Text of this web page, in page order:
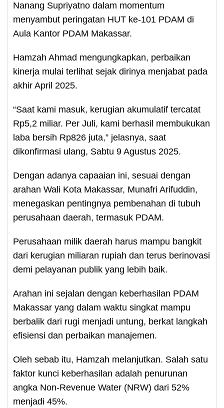
Nanang Supriyatno dalam momentum
menyambut peringatan HUT ke-101 PDAM di
Aula Kantor PDAM Makassar.
Hamzah Ahmad mengungkapkan, perbaikan
kinerja mulai terlihat sejak dirinya menjabat pada
akhir April 2025.
“Saat kami masuk, kerugian akumulatif tercatat
Rp5,2 miliar. Per Juli, kami berhasil membukukan
laba bersih Rp826 juta,” jelasnya, saat
dikonfirmasi ulang, Sabtu 9 Agustus 2025.
Dengan adanya capaaian ini, sesuai dengan
arahan Wali Kota Makassar, Munafri Arifuddin,
menegaskan pentingnya pembenahan di tubuh
perusahaan daerah, termasuk PDAM.
Perusahaan milik daerah harus mampu bangkit
dari kerugian miliaran rupiah dan terus berinovasi
demi pelayanan publik yang lebih baik.
Arahan ini sejalan dengan keberhasilan PDAM
Makassar yang dalam waktu singkat mampu
berbalik dari rugi menjadi untung, berkat langkah
efisiensi dan perbaikan manajemen.
Oleh sebab itu, Hamzah melanjutkan. Salah satu
faktor kunci keberhasilan adalah penurunan
angka Non-Revenue Water (NRW) dari 52%
menjadi 45%.